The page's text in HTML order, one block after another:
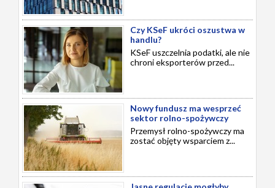
Czy KSeF ukróci oszustwa w
handlu?
KSeF uszczelnia podatki, ale nie
chroni eksporterów przed...
Nowy fundusz ma wesprzeć
sektor rolno-spożywczy
Przemysł rolno-spożywczy ma
zostać objęty wsparciem z...